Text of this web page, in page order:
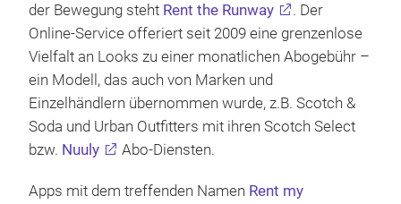
der Bewegung steht Rent the Runway
. Der
Online-Service offeriert seit 2009 eine grenzenlose
Vielfalt an Looks zu einer monatlichen Abogebühr –
ein Modell, das auch von Marken und
Einzelhändlern übernommen wurde, z.B. Scotch &
Soda und Urban Outfitters mit ihren Scotch Select
bzw. Nuuly Abo-Diensten.
Apps mit dem treffenden Namen Rent my